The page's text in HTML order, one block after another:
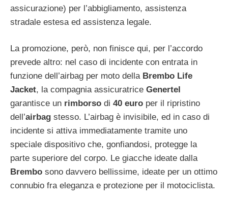
assicurazione) per l’abbigliamento, assistenza
stradale estesa ed assistenza legale.
La promozione, però, non finisce qui, per l’accordo
prevede altro: nel caso di incidente con entrata in
funzione dell’airbag per moto della Brembo Life
Jacket, la compagnia assicuratrice Genertel
garantisce un rimborso di 40 euro per il ripristino
dell’airbag stesso. L’airbag è invisibile, ed in caso di
incidente si attiva immediatamente tramite uno
speciale dispositivo che, gonfiandosi, protegge la
parte superiore del corpo. Le giacche ideate dalla
Brembo sono davvero bellissime, ideate per un ottimo
connubio fra eleganza e protezione per il motociclista.